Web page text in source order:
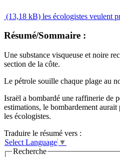
(13,18 kB) les écologistes veulent
Résumé/Sommaire :
Une substance visqueuse et noire
section de la côte.
Le pétrole souille chaque plage au
Israël a bombardé une raffinerie de
estimations, le bombardement
les écologistes.
Traduire le résumé vers :
Select Language ▼
Recherche